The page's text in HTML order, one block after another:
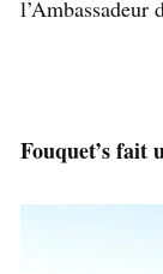
l’Ambassadeur
Fouquet’s fait